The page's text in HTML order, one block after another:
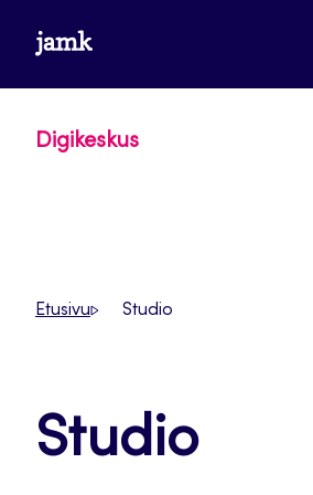
suoraan
sisältöön
www.jamk.fi
Digikeskus
Etusivu Studio
Studio